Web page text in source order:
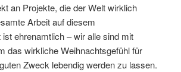
an Projekte, die der Welt wirklich
Arbeit auf diesem
ehrenamtlich – wir alle sind mit
das wirkliche Weihnachtsgefühl für
Zweck lebendig werden zu lassen.